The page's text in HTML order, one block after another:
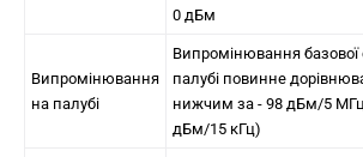
0 дБм
Випромінювання
на палубі
Випромінювання базової
палубі повинне
нижчим за - 98 дБм/5 МГц
дБм/15 кГц)